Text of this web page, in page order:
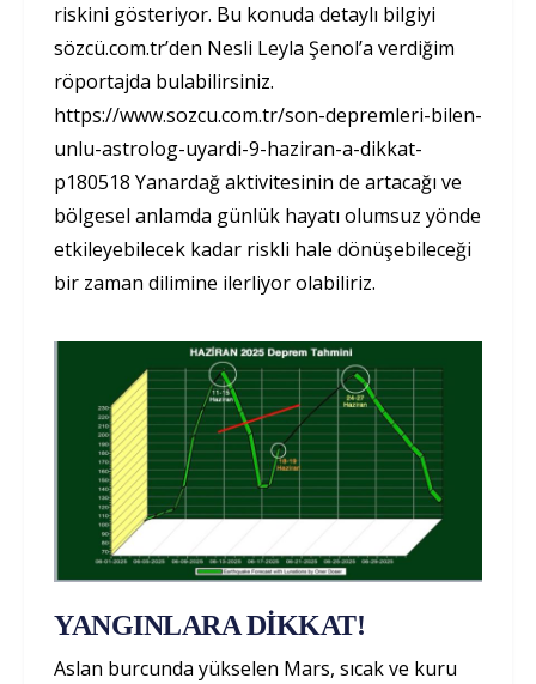
riskini gösteriyor. Bu konuda detaylı bilgiyi
sözcü.com.tr’den Nesli Leyla Şenol’a verdiğim
röportajda bulabilirsiniz.
https://www.sozcu.com.tr/son-depremleri-bilen-
unlu-astrolog-uyardi-9-haziran-a-dikkat-
p180518 Yanardağ aktivitesinin de artacağı ve
bölgesel anlamda günlük hayatı olumsuz yönde
etkileyebilecek kadar riskli hale dönüşebileceği
bir zaman dilimine ilerliyor olabiliriz.
YANGINLARA DİKKAT!
Aslan burcunda yükselen Mars, sıcak ve kuru